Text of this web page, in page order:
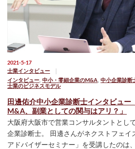
2021-5-17
士業インタビュー
インタビュー 中小・零細企業のM&A 中小企業診断
士業のビジネスモデル
田邊佑介中小企業診断士インタビュー
M&A、副業としての関与はアリ？」
大阪府大阪市で営業コンサルタントとし
企業診断士。 田邊さんがネクストフェイ
アドバイザーセミナー」を受講したのは